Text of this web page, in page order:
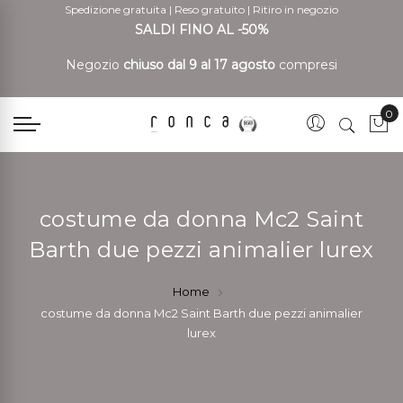
Spedizione gratuita | Reso gratuito | Ritiro in negozio
SALDI FINO AL -50%
Negozio chiuso dal 9 al 17 agosto compresi
0
costume da donna Mc2 Saint
Barth due pezzi animalier lurex
Home
costume da donna Mc2 Saint Barth due pezzi animalier
lurex